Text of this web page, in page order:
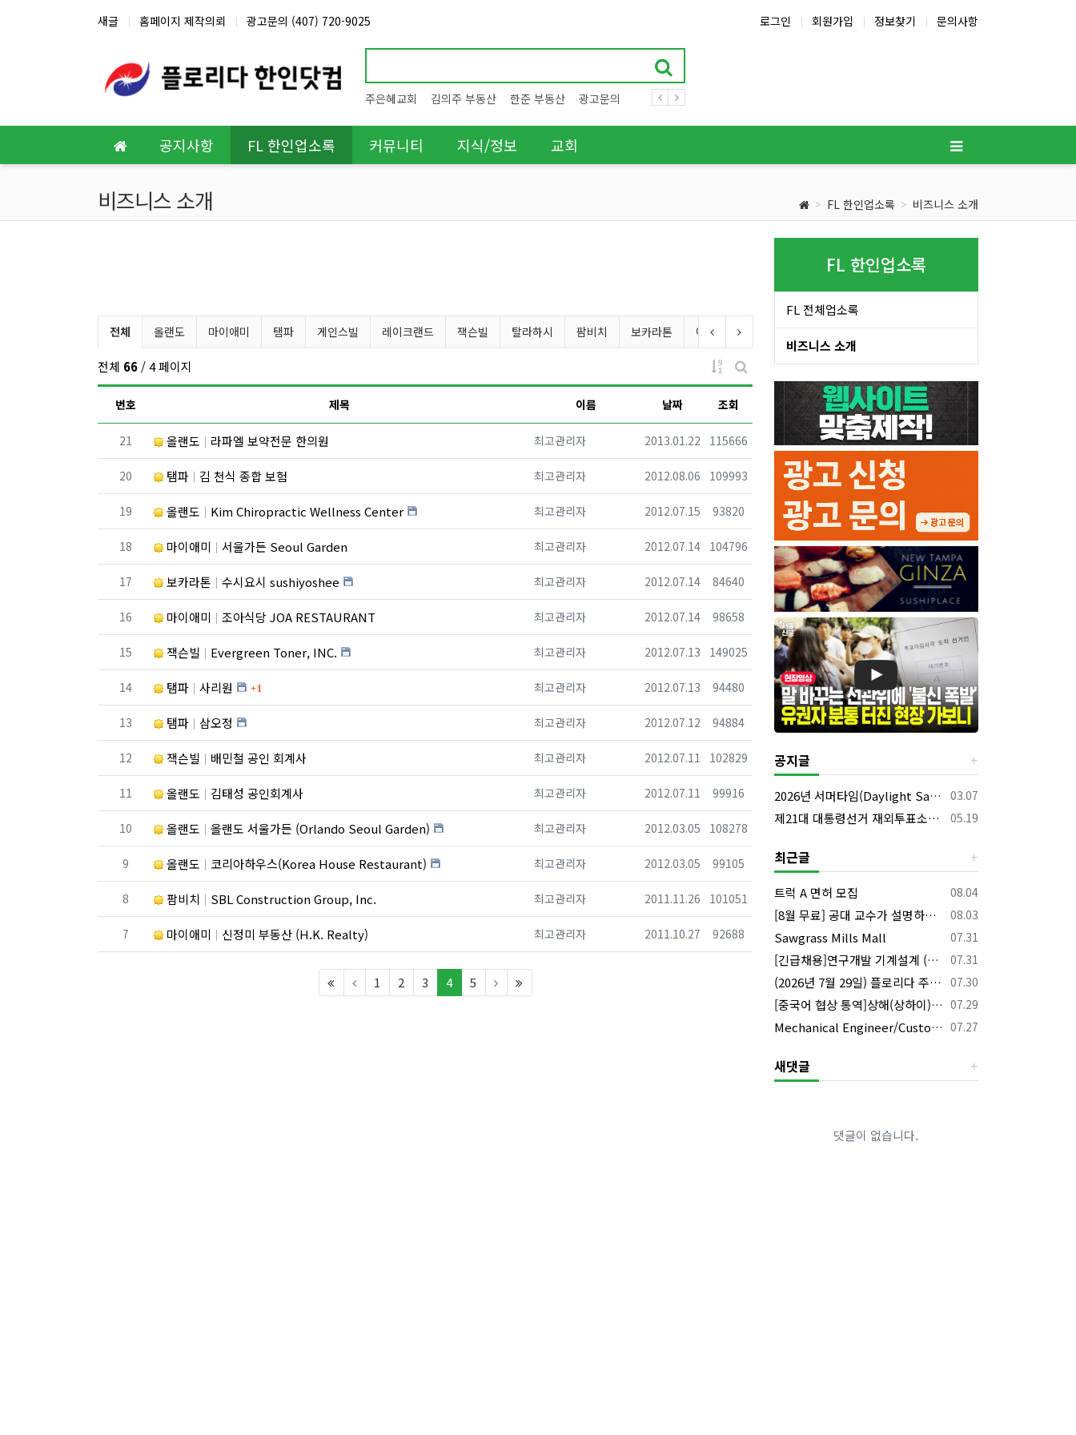
새글 홈페이지 제작의뢰 광고문의 (407) 720-9025 로그인 회원가입 정보찾기 문의사항
주은혜교회 김의주 부동산 한준 부동산 광고문의
공지사항 FL 한인업소록 커뮤니티 지식/정보 교회
비즈니스 소개 FL 한인업소록 비즈니스 소개
비즈니스 소개 분류 목록
전체 올랜도 마이애미 탬파 게인스빌 레이크랜드 잭슨빌 탈라하시 팜비치 보카라톤 아틀란타이전 분류다음 분류
전체 66/ 4 페이지
게시물 정렬
게시판 검색
번호
제목 이름 날짜 조회
번호
21 올랜도 라파엘 보약전문 한의원 등록자
최고관리자 등록일
2013.01.22 조회
115666
번호
20 탬파 김 천식 종합 보험 등록자
최고관리자 등록일
2012.08.06 조회
109993
번호
19 올랜도 Kim Chiropractic Wellness Center 등록자
최고관리자 등록일
2012.07.15 조회
93820
번호
18 마이애미 서울가든 Seoul Garden 등록자
최고관리자 등록일
2012.07.14 조회
104796
번호
17 보카라톤 수시요시 sushiyoshee 등록자
최고관리자 등록일
2012.07.14 조회
84640
번호
16 마이애미 조아식당 JOA RESTAURANT 등록자
최고관리자 등록일
2012.07.14 조회
98658
번호
15 잭슨빌 Evergreen Toner, INC. 등록자
최고관리자 등록일
2012.07.13 조회
149025
번호
14 탬파 사리원 댓글
1 등록자
최고관리자 등록일
2012.07.13 조회
94480
번호
13 탬파 삼오정 등록자
최고관리자 등록일
2012.07.12 조회
94884
번호
12 잭슨빌 배민철 공인 회계사 등록자
최고관리자 등록일
2012.07.11 조회
102829
번호
11 올랜도 김태성 공인회계사 등록자
최고관리자 등록일
2012.07.11 조회
99916
번호
10 올랜도 올랜도 서울가든 (Orlando Seoul Garden) 등록자
최고관리자 등록일
2012.03.05 조회
108278
번호
9 올랜도 코리아하우스(Korea House Restaurant) 등록자
최고관리자 등록일
2012.03.05 조회
99105
번호
8 팜비치 SBL Construction Group, Inc. 등록자
최고관리자 등록일
2011.11.26 조회
101051
번호
7 마이애미 신정미 부동산 (H.K. Realty) 등록자
최고관리자 등록일
2011.10.27 조회
92688
(first) 1 2 3 4(current)
5
FL 한인업소록
FL 전체업소록
비즈니스 소개
공지글
등록일
03.07
2026년 서머타임(Daylight Saving Time) 시작 안내
등록일
05.19
제21대 대통령선거 재외투표소의 명칭 및 소재지 등의 공고/올랜도 제외 투표소
최근글
등록일
08.04
트럭 A 면허 모집
등록일
08.03
[8월 무료] 공대 교수가 설명하는 AP Physics1 물리 온라인 강의
등록일
07.31
Sawgrass Mills Mall
등록일
07.31
[긴급채용]연구개발 기계설계 (C&C) 엔지니어 모집
등록일
07.30
(2026년 7월 29일) 플로리다 주요 뉴스 | 플로리다 한인 닷컴
등록일
07.29
[중국어 협상 통역]상해(상하이)·항저우/이우·쑤저우 공급·제조 업체,공장 미팅 & 전시회 한중 원어민 프리랜서 비즈니스 통역사
등록일
07.27
Mechanical Engineer/Customer Service Engineer 채용중입니다.
새댓글
댓글이 없습니다.